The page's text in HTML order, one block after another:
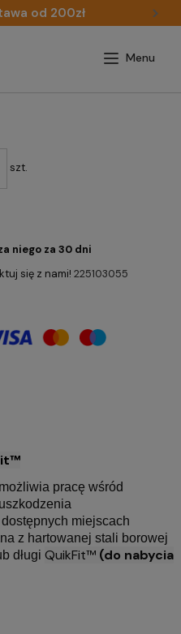
od 200zł
szt.
niego za 30 dni
się z nami! 225103055
pracę wśród
miejscach
z hartowanej stali borowej
długi QuikFit™ (do nabycia